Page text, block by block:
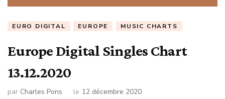
EURO DIGITAL EUROPE MUSIC CHARTS
Europe Digital Singles Chart
13.12.2020
par Charles Pons le 12 décembre 2020